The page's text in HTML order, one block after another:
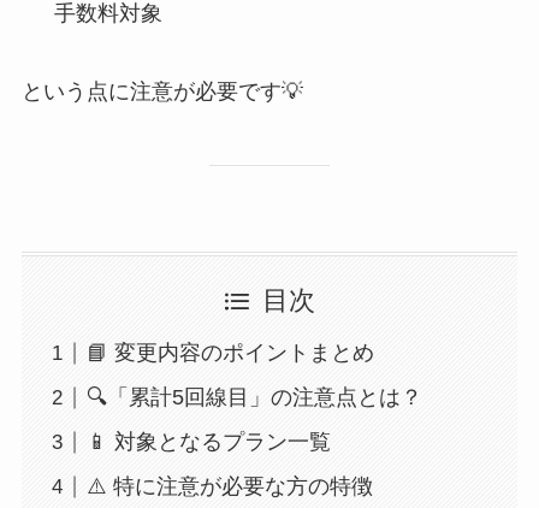
手数料対象
という点に注意が必要です💡
目次
📘 変更内容のポイントまとめ
🔍「累計5回線目」の注意点とは？
📱 対象となるプラン一覧
⚠️ 特に注意が必要な方の特徴